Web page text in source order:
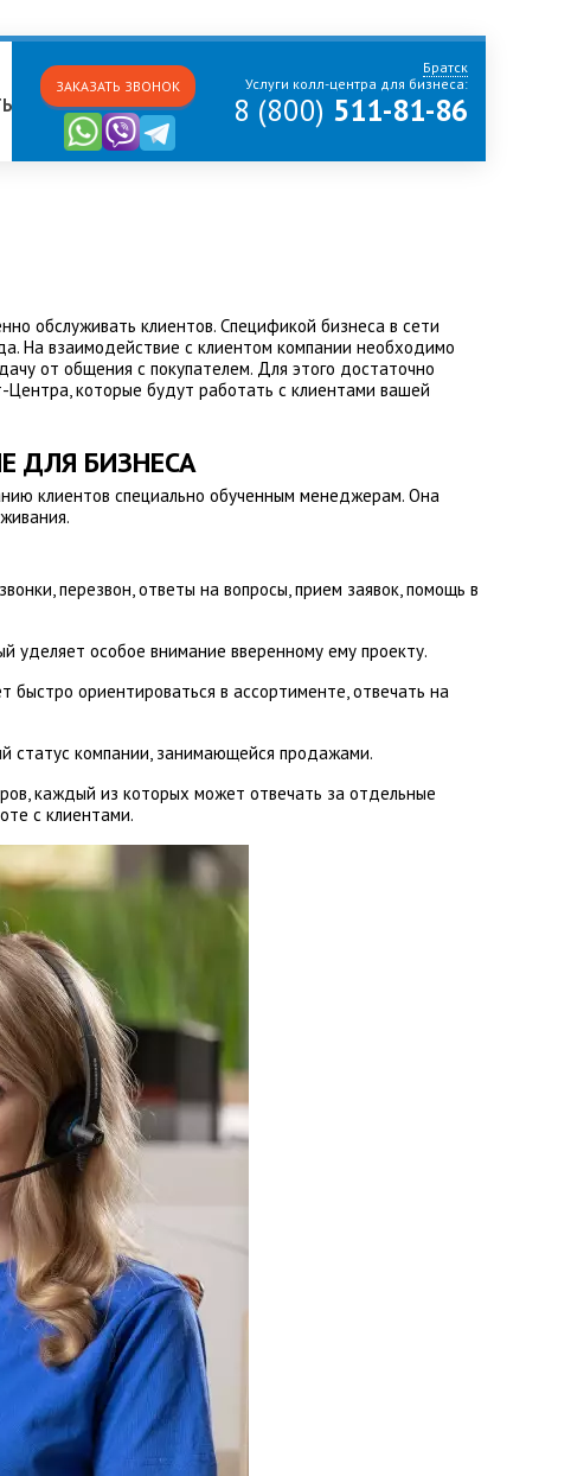
ЗАКАЗАТЬ ЗВОНОК
Братск
Услуги колл-центра для бизнеса:
8 (800) 511-81-86
обслуживать клиентов. Спецификой бизнеса в сети
На взаимодействие с клиентом компании необходимо
от общения с покупателем. Для этого достаточно
Центра, которые будут работать с клиентами вашей
ДЛЯ БИЗНЕСА
клиентов специально обученным менеджерам. Она
перезвон, ответы на вопросы, прием заявок, помощь в
уделяет особое внимание вверенному ему проекту.
быстро ориентироваться в ассортименте, отвечать на
статус компании, занимающейся продажами.
каждый из которых может отвечать за отдельные
с клиентами.